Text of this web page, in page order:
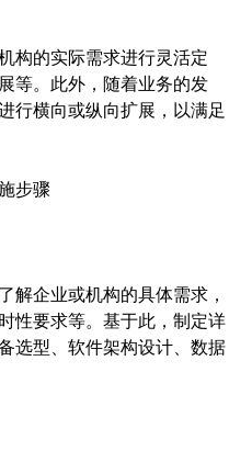
构的实际需求进行灵活定
等。此外，随着业务的发
行横向或纵向扩展，以满足
步骤
解企业或机构的具体需求，
性要求等。基于此，制定详
选型、软件架构设计、数据